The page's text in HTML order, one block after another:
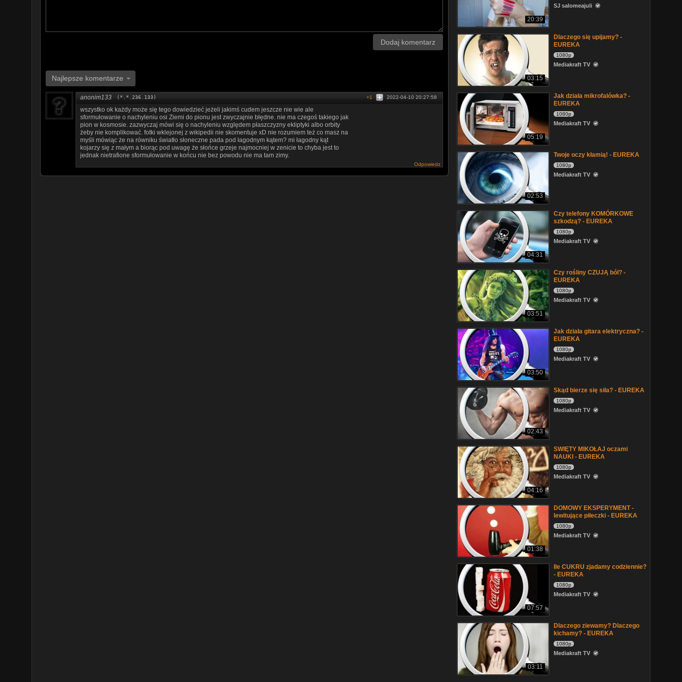
Dodaj komentarz
Najlepsze komentarze
anonim133 (*.*.236.133) 2022-04-10 20:27:58
+1
wszystko ok każdy może się tego dowiedzieć jeżeli jakimś cudem jeszcze nie wie ale
sformułowanie o nachyleniu osi Ziemi do pionu jest zwyczajnie błędne. nie ma czegoś takiego jak
pion w kosmosie. zazwyczaj mówi się o nachyleniu względem płaszczyzny ekliptyki albo orbity
żeby nie komplikować. fotki wklejonej z wikipedii nie skomentuje xD nie rozumiem też co masz na
myśli mówiąc że na równiku światło słoneczne pada pod łagodnym kątem? mi łagodny kąt
kojarzy się z małym a biorąc pod uwagę że słońce grzeje najmocniej w zenicie to chyba jest to
jednak nietrafione sformułowanie w końcu nie bez powodu nie ma tam zimy.
Odpowiedz
20:39
SJ salomeajuli
03:15
Dlaczego się upijamy? -
EUREKA
1080p
Mediakraft TV
05:19
Jak działa mikrofalówka? -
EUREKA
1080p
Mediakraft TV
02:53
Twoje oczy kłamią! - EUREKA
1080p
Mediakraft TV
04:31
Czy telefony KOMÓRKOWE
szkodzą? - EUREKA
1080p
Mediakraft TV
03:51
Czy rośliny CZUJĄ ból? -
EUREKA
1080p
Mediakraft TV
03:50
Jak działa gitara elektryczna? -
EUREKA
1080p
Mediakraft TV
02:43
Skąd bierze się siła? - EUREKA
1080p
Mediakraft TV
04:16
SWIĘTY MIKOŁAJ oczami
NAUKI - EUREKA
1080p
Mediakraft TV
01:38
DOMOWY EKSPERYMENT -
lewitujące piłeczki - EUREKA
1080p
Mediakraft TV
07:57
Ile CUKRU zjadamy codziennie?
- EUREKA
1080p
Mediakraft TV
03:11
Dlaczego ziewamy? Dlaczego
kichamy? - EUREKA
1080p
Mediakraft TV